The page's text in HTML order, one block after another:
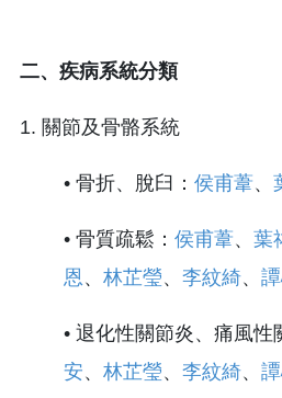
二、疾病系統分類
1. 關節及骨骼系統
• 骨折、脫臼： 侯甫葦、
• 骨質疏鬆： 侯甫葦、 葉
恩、 林芷瑩、 李紋綺、
• 退化性關節炎、痛風性
安、 林芷瑩、 李紋綺、